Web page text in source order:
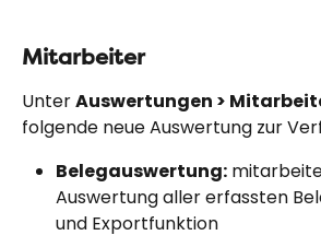
Mitarbeiter
Unter Auswertungen >
folgende neue Auswertung zur
Belegauswertung:
Auswertung aller erfassten
und Exportfunktion